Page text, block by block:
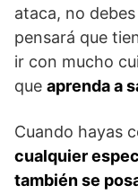
ataca, no
pensará que
ir con mucho
que aprenda a
Cuando hayas
cualquier
también se